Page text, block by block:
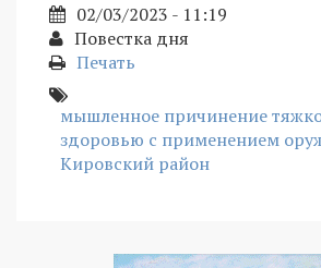
02/03/2023 - 11:19
Повестка дня
Печать
мышленное причинение
здоровью с применением
Кировский район